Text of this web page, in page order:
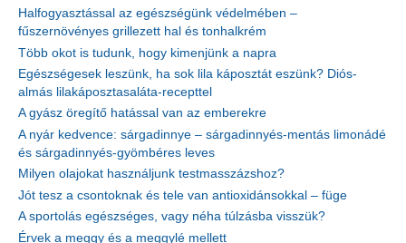
Halfogyasztással az egészségünk védelmében –
fűszernövényes grillezett hal és tonhalkrém
Több okot is tudunk, hogy kimenjünk a napra
Egészségesek leszünk, ha sok lila káposztát eszünk? Diós-
almás lilakáposztasaláta-recepttel
A gyász öregítő hatással van az emberekre
A nyár kedvence: sárgadinnye – sárgadinnyés-mentás limonádé
és sárgadinnyés-gyömbéres leves
Milyen olajokat használjunk testmasszázshoz?
Jót tesz a csontoknak és tele van antioxidánsokkal – füge
A sportolás egészséges, vagy néha túlzásba visszük?
Érvek a meggy és a meggylé mellett